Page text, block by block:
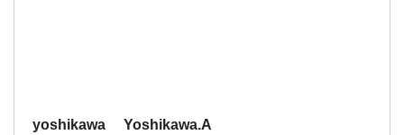
yoshikawa Yoshikawa.A